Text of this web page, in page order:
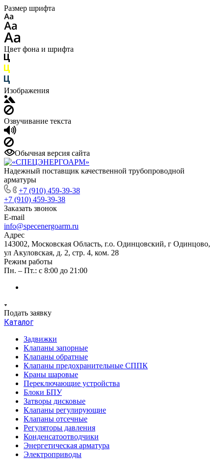
Размер шрифта
Цвет фона и шрифта
Изображения
Озвучивание текста
Обычная версия сайта
Надежный поставщик качественной трубопроводной
арматуры
+7 (910) 459-39-38
+7 (910) 459-39-38
Заказать звонок
E-mail
info@specenergoarm.ru
Адрес
143002, Московская Область, г.о. Одинцовский, г Одинцово,
ул Акуловская, д. 2, стр. 4, ком. 28
Режим работы
Пн. – Пт.: с 8:00 до 21:00
Подать заявку
Каталог
Задвижки
Клапаны запорные
Клапаны обратные
Клапаны предохранительные СППК
Краны шаровые
Переключающие устройства
Блоки БПУ
Затворы дисковые
Клапаны регулирующие
Клапаны отсечные
Регуляторы давления
Конденсатоотводчики
Энергетическая арматура
Электроприводы